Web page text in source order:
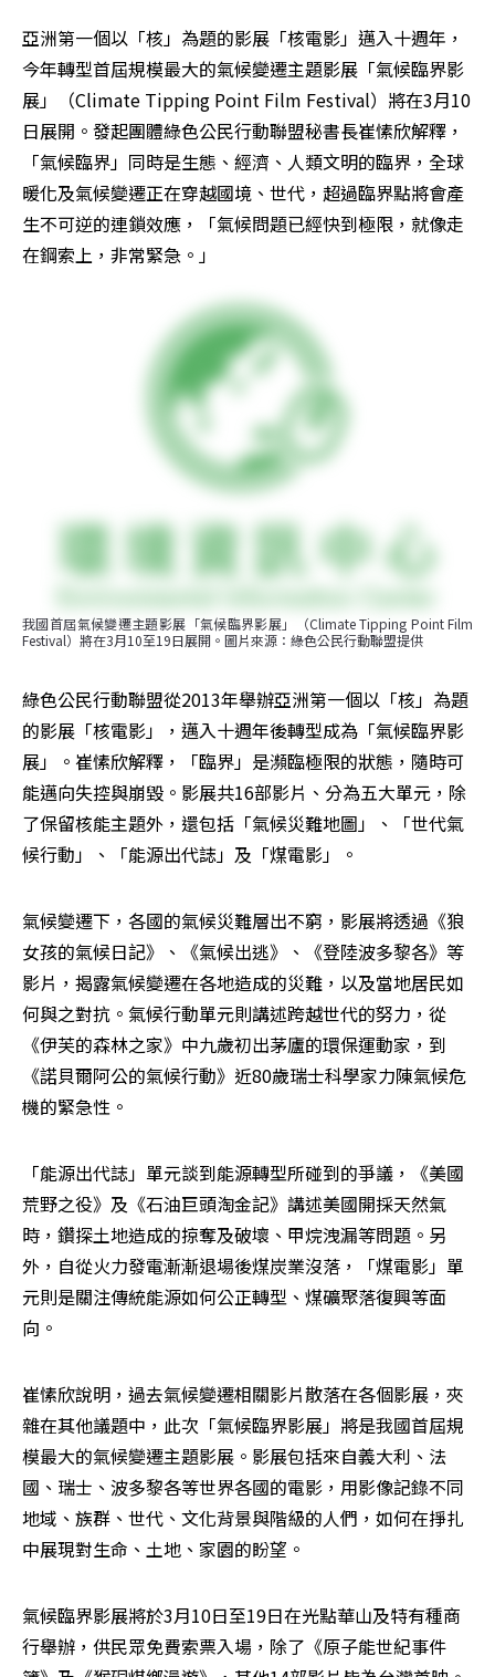
亞洲第一個以「核」為題的影展「核電影」邁入十週年，
今年轉型首屆規模最大的氣候變遷主題影展「氣候臨界影
展」（Climate Tipping Point Film Festival）將在3月10
日展開。發起團體綠色公民行動聯盟秘書長崔愫欣解釋，
「氣候臨界」同時是生態、經濟、人類文明的臨界，全球
暖化及氣候變遷正在穿越國境、世代，超過臨界點將會產
生不可逆的連鎖效應，「氣候問題已經快到極限，就像走
在鋼索上，非常緊急。」
我國首屆氣候變遷主題影展「氣候臨界影展」（Climate Tipping Point Film
Festival）將在3月10至19日展開。圖片來源：綠色公民行動聯盟提供
綠色公民行動聯盟從2013年舉辦亞洲第一個以「核」為題
的影展「核電影」，邁入十週年後轉型成為「氣候臨界影
展」。崔愫欣解釋，「臨界」是瀕臨極限的狀態，隨時可
能邁向失控與崩毀。影展共16部影片、分為五大單元，除
了保留核能主題外，還包括「氣候災難地圖」、「世代氣
候行動」、「能源出代誌」及「煤電影」。
氣候變遷下，各國的氣候災難層出不窮，影展將透過《狼
女孩的氣候日記》、《氣候出逃》、《登陸波多黎各》等
影片，揭露氣候變遷在各地造成的災難，以及當地居民如
何與之對抗。氣候行動單元則講述跨越世代的努力，從
《伊芙的森林之家》中九歲初出茅廬的環保運動家，到
《諾貝爾阿公的氣候行動》近80歲瑞士科學家力陳氣候危
機的緊急性。
「能源出代誌」單元談到能源轉型所碰到的爭議，《美國
荒野之役》及《石油巨頭淘金記》講述美國開採天然氣
時，鑽探土地造成的掠奪及破壞、甲烷洩漏等問題。另
外，自從火力發電漸漸退場後煤炭業沒落，「煤電影」單
元則是關注傳統能源如何公正轉型、煤礦聚落復興等面
向。
崔愫欣說明，過去氣候變遷相關影片散落在各個影展，夾
雜在其他議題中，此次「氣候臨界影展」將是我國首屆規
模最大的氣候變遷主題影展。影展包括來自義大利、法
國、瑞士、波多黎各等世界各國的電影，用影像記錄不同
地域、族群、世代、文化背景與階級的人們，如何在掙扎
中展現對生命、土地、家園的盼望。
氣候臨界影展將於3月10日至19日在光點華山及特有種商
行舉辦，供民眾免費索票入場，除了《原子能世紀事件